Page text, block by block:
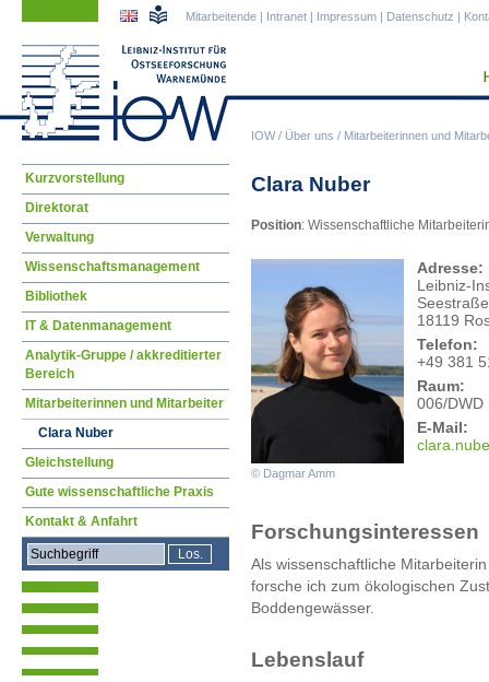
IOW/ Über uns / Mitarbeiterinnen und
Mitarbeitende | Intranet | Impressum | Datenschutz |
Clara Nuber
Position: Wissenschaftliche
© Dagmar Amm
Adresse:
Leibniz-
18119
Telefon:
+49 381
Raum:
006/DWD
E-Mail:
clar
Forschungsinteressen
Als wissenschaftliche
forsche ich zum ökologischen
Boddengewässer.
Lebenslauf
Navigation
Kurzvorstellung
Direktorat
Verwaltung
Wissenschaftsmanagement
Bibliothek
IT & Datenmanagement
Analytik-Gruppe / akkreditierter
Bereich
Mitarbeiterinnen und Mitarbeiter
Clara Nuber
Gleichstellung
Gute wissenschaftliche Praxis
Kontakt & Anfahrt